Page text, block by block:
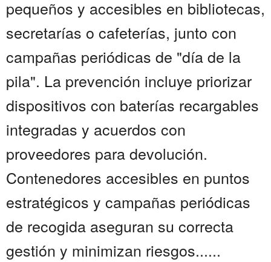
pequeños y accesibles en bibliotecas,
secretarías o cafeterías, junto con
campañas periódicas de "día de la
pila". La prevención incluye priorizar
dispositivos con baterías recargables
integradas y acuerdos con
proveedores para devolución.
Contenedores accesibles en puntos
estratégicos y campañas periódicas
de recogida aseguran su correcta
gestión y minimizan riesgos......